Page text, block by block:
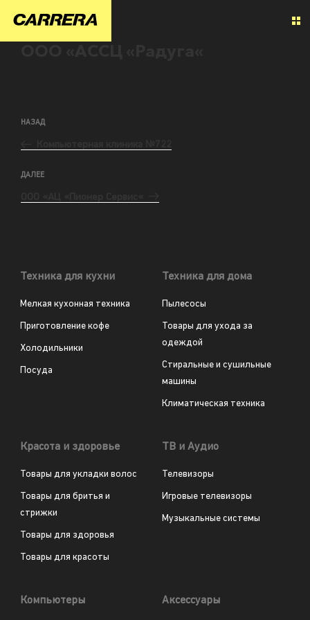
НАЗАД
ДАЛЕЕ
Техника для кухни
Мелкая кухонная техника
Приготовление кофе
Холодильники
Посуда
Техника для дома
Пылесосы
Товары для ухода за
одеждой
Стиральные и сушильные
машины
Климатическая техника
Красота и здоровье
Товары для укладки волос
Товары для бритья и
стрижки
Товары для здоровья
Товары для красоты
ТВ и Аудио
Телевизоры
Игровые телевизоры
Музыкальные системы
Компьютеры Аксессуары